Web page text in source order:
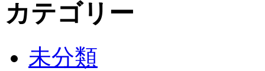
カテゴリー
未分類